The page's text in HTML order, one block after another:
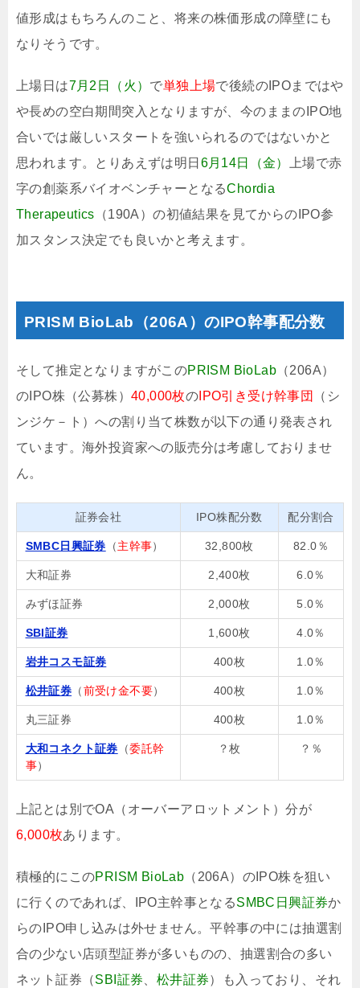
値形成はもちろんのこと、将来の株価形成の障壁にも
なりそうです。
上場日は7月2日（火） で単独上場で後続のIPOまではや
や長めの空白期間突入となりますが、今のままのIPO地
合いでは厳しいスタートを強いられるのではないかと
思われます。とりあえずは明日 6月14日（金）
上場で赤
字の創薬系バイオベンチャーとなるChordia
Therapeutics （190A）の初値結果を見てからのIPO参
加スタンス決定でも良いかと考えます。
PRISM BioLab（206A）のIPO幹事配分数
そして推定となりますがこのPRISM BioLab （206A）
のIPO株（公募株） 40,000枚の IPO引き受け幹事団
（シ
ンジケ－ト）への割り当て株数が以下の通り発表され
ています。海外投資家への販売分は考慮しておりませ
ん。
証券会社 IPO株配分数 配分割合
SMBC日興証券 （主幹事） 32,800枚 82.0％
大和証券 2,400枚 6.0％
みずほ証券 2,000枚 5.0％
SBI証券 1,600枚 4.0％
岩井コスモ証券 400枚 1.0％
松井証券 （前受け金不要） 400枚 1.0％
丸三証券 400枚 1.0％
大和コネクト証券 （委託幹
事）
？枚 ？％
上記とは別でOA（オーバーアロットメント）分が
6,000枚あります。
積極的にこのPRISM BioLab （206A）のIPO株を狙い
に行くのであれば、IPO主幹事となるSMBC日興証券か
らのIPO申し込みは外せません。平幹事の中には抽選割
合の少ない店頭型証券が多いものの、抽選割合の多い
ネット証券（SBI証券 松井証券）も入っており、それ